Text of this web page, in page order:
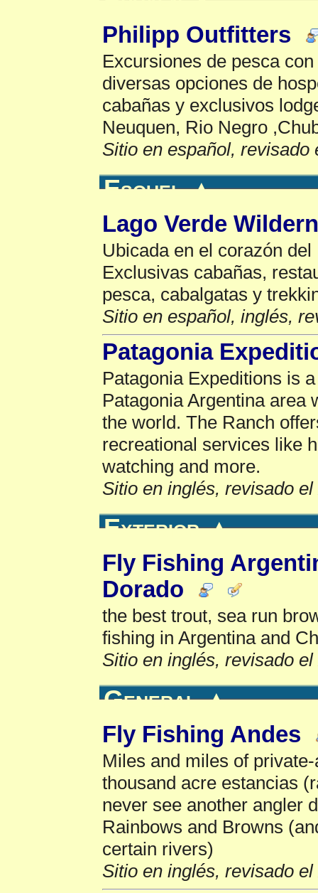
Philipp Outfitters
Excursiones de pesca
diversas opciones de
cabañas y exclusivos
Neuquen, Rio Negro
Sitio en español, revisado
Esquel▲
Lago Verde
Ubicada en el corazón
Exclusivas cabañas,
pesca, cabalgatas y
Sitio en español, inglés,
Patagonia
Patagonia Expeditions is
Patagonia Argentina area
the world. The Ranch
recreational services like
watching and more.
Sitio en inglés, revisado el
Exterior▲
Fly Fishing
Dorado
the best trout, sea run
fishing in Argentina and
Sitio en inglés, revisado el
General▲
Fly Fishing Andes
Miles and miles of
thousand acre estancias
never see another angler
Rainbows and Browns
certain rivers)
Sitio en inglés, revisado el